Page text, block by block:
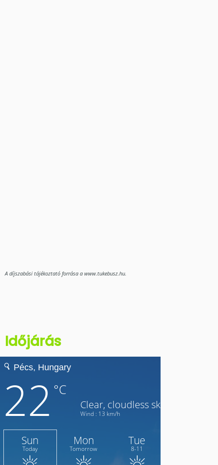
A díjszabási tájékoztató forrása a www.tukebusz.hu.
Időjárás